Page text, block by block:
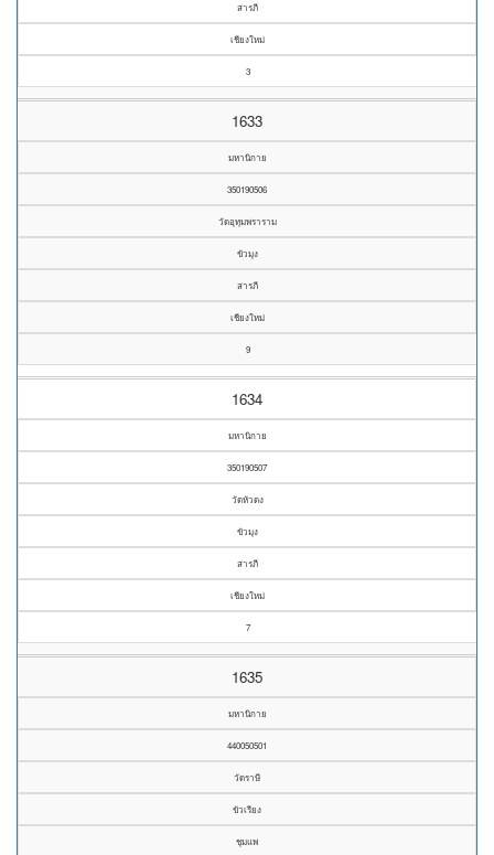
สารภี
เชียงใหม่
3
1633
มหานิกาย
350190506
วัดอุทุมพราราม
ขัวมุง
สารภี
เชียงใหม่
9
1634
มหานิกาย
350190507
วัดหัวดง
ขัวมุง
สารภี
เชียงใหม่
7
1635
มหานิกาย
440050501
วัดราษี
ขัวเรียง
ชุมแพ